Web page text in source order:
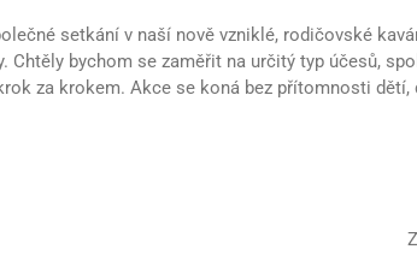
setkání v naší nově vzniklé, rodičovské
bychom se zaměřit na určitý typ účesů,
za krokem. Akce se koná bez přítomnosti